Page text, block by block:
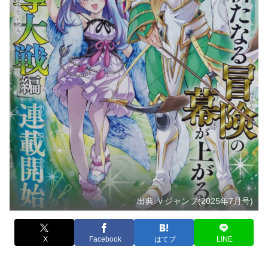
出典:Ｖジャンプ(2025年7月号)
X Facebook はてブ LINE